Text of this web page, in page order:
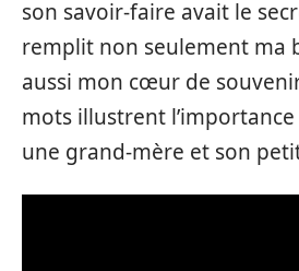
son savoir-faire avait le
remplit non seulement ma
aussi mon cœur de
mots illustrent
une grand-mère et son